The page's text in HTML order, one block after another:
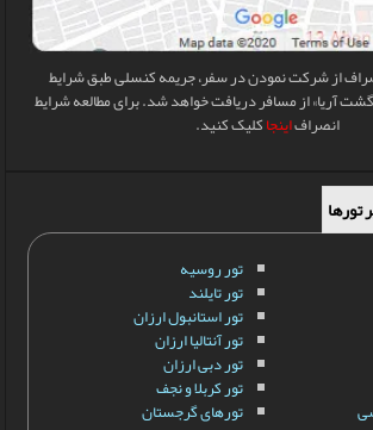
از شرکت نمودن در سفر، جریمه کنسلی طبق شرایط
مندرج در «منشور 20 گشت آریا» از مسافر دریافت خواهد شد. برای مطالعه شرایط
انصرافاینجاکلیک کنید.
تورها
تور روسیه
تور تایلند
تور استانبول ارزان
تور آنتالیا ارزان
تور دبی ارزان
تور کربلا و نجف
تورهای گرجستان